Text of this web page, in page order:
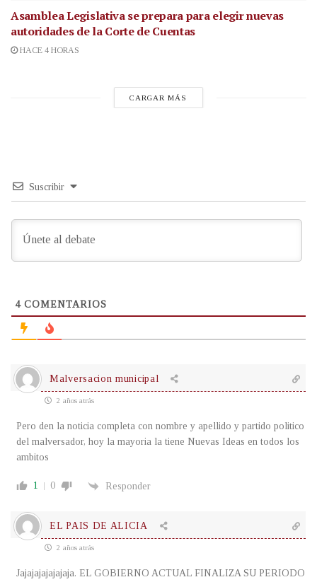
Asamblea Legislativa se prepara para elegir nuevas
autoridades de la Corte de Cuentas
HACE 4 HORAS
CARGAR MÁS
Suscribir
4COMENTARIOS
Malversacion municipal
2 años atrás
Pero den la noticia completa con nombre y apellido y partido politico
del malversador, hoy la mayoria la tiene Nuevas Ideas en todos los
ambitos
1 0 Responder
EL PAIS DE ALICIA
2 años atrás
Jajajajajajajaja. EL GOBIERNO ACTUAL FINALIZA SU PERIODO